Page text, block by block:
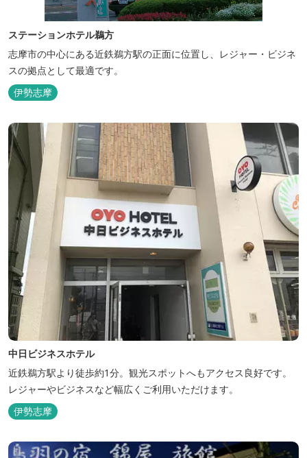
ステーションホテル鵜方
志摩市の中心にある近鉄鵜方駅の正面に位置し、レジャー・ビジネ
スの拠点として最適です。
伊勢志摩
中日ビジネスホテル
近鉄鵜方駅より徒歩約1分。観光スポットへもアクセス良好です。
レジャーやビジネスなど幅広くご利用いただけます。
伊勢志摩